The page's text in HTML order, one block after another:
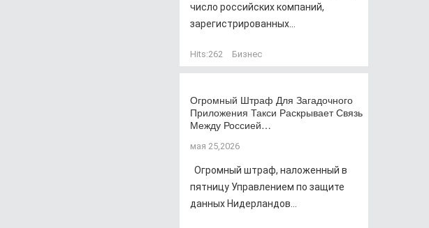
число российских компаний,
зарегистрированных...
Hits:262 Бизнес
Огромный Штраф Для Загадочного
Приложения Такси Раскрывает Связь
Между Россией…
мая 25,2026
Огромный штраф, наложенный в
пятницу Управлением по защите
данных Нидерландов...